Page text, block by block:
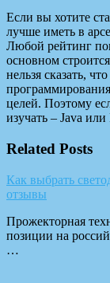
Если вы хотите
лучше иметь в
Любой рейтинг
основном
нельзя сказать,
целей. Поэтому
изучать – Java
Related Posts
Как выбрать
отзывы
Прожекторная
позиции на
…